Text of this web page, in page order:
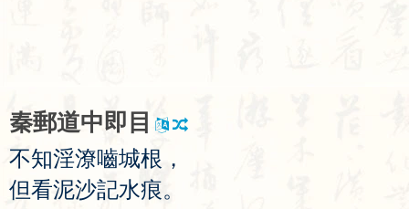
秦郵道中即 目
不知淫潦嚙城根 ，
但看泥沙記水痕。